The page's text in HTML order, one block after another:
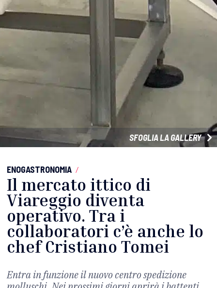
SFOGLIA LA GALLERY
ENOGASTRONOMIA /
Il mercato ittico di
Viareggio diventa
operativo. Tra i
collaboratori c’è anche lo
chef Cristiano Tomei
Entra in funzione il nuovo centro spedizione